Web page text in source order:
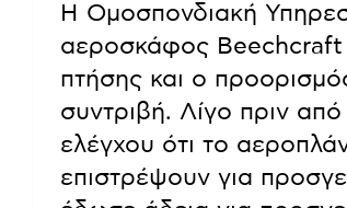
Η Ομοσπονδιακή
αεροσκάφος Beechcraft
πτήσης και ο
συντριβή. Λίγο πριν
ελέγχου ότι το
επιστρέψουν για